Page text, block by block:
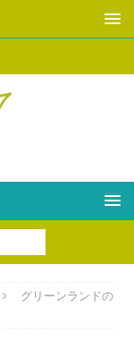
グリーンランドの